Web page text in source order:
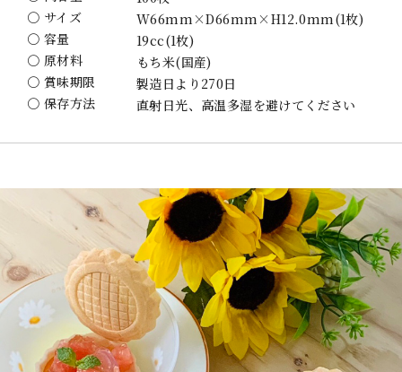
〇 サイズ
W66mm×D66mm×H12.0mm(1枚)
〇 容量
19cc(1枚)
〇 原材料
もち米(国産)
〇 賞味期限
製造日より270日
〇 保存方法
直射日光、高温多湿を避けてください